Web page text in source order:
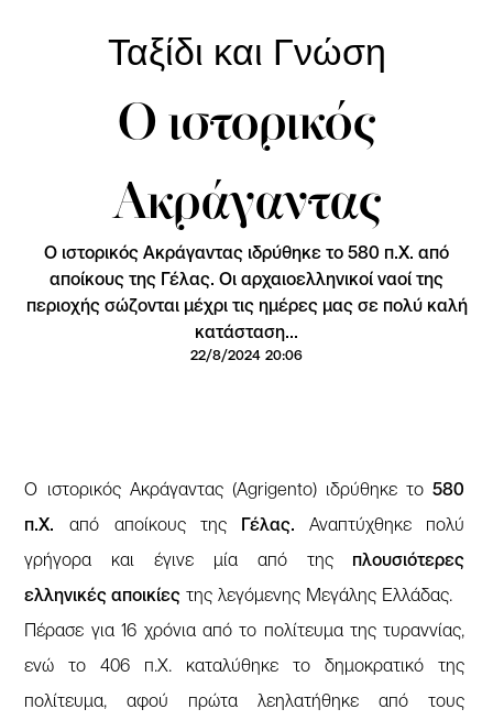
Ταξίδι και Γνώση
Ο ιστορικός
Ακράγαντας
Ο ιστορικός Ακράγαντας ιδρύθηκε το 580 π.Χ. από
αποίκους της Γέλας. Οι αρχαιοελληνικοί ναοί της
περιοχής σώζονται μέχρι τις ημέρες μας σε πολύ καλή
κατάσταση...
22/8/2024 20:06
Ο ιστορικός Ακράγαντας (Agrigento) ιδρύθηκε το580
π.Χ. από αποίκους της Γέλας. Αναπτύχθηκε πολύ
γρήγορα και έγινε μία από της πλουσιότερες
ελληνικές αποικίες της λεγόμενης Μεγάλης Ελλάδας.
Πέρασε για 16 χρόνια από το πολίτευμα της τυραννίας,
ενώ το 406 π.Χ. καταλύθηκε το δημοκρατικό της
πολίτευμα, αφού πρώτα λεηλατήθηκε από τους